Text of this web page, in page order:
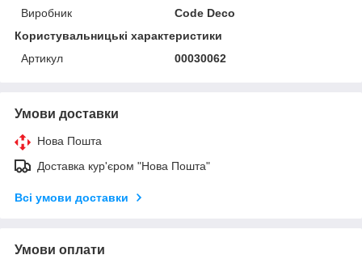
Виробник
Code Deco
Користувальницькі характеристики
Артикул
00030062
Умови доставки
Нова Пошта
Доставка кур'єром "Нова Пошта"
Всі умови доставки
Умови оплати